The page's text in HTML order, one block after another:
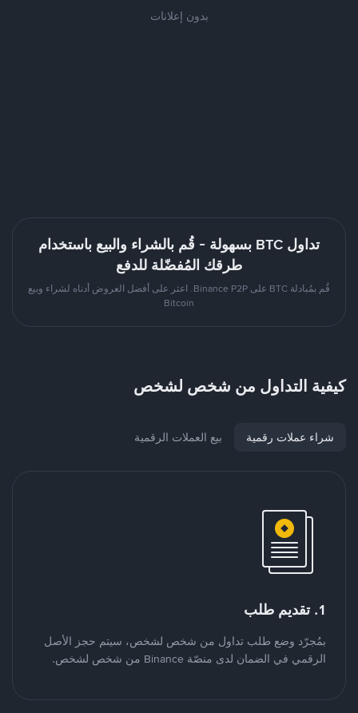
بدون إعلانات
تداول BTC بسهولة - قُم بالشراء والبيع باستخدام
طرقك المُفضّلة للدفع
قُم بمُبادلة BTC على Binance P2P. اعثر على أفضل العروض أدناه لشراء وبيع
Bitcoin
كيفية التداول من شخص لشخص
شراء عملات رقمية بيع العملات الرقمية
1. تقديم طلب
بمُجرّد وضع طلب تداول من شخص لشخص، سيتم حجز الأصل
الرقمي في الضمان لدى منصّة Binance من شخص لشخص.